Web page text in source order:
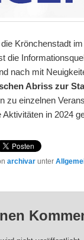
Krönchenstadt
die
nach mit
Abriss zur
zu einzelnen
in 2024
archivar unter